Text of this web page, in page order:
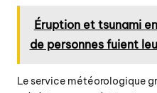
Éruption et tsunami
de personnes fuient
Le service météorologique